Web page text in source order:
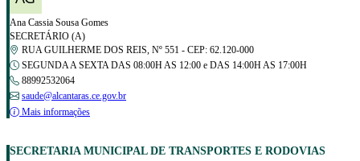
Ana Cassia Sousa Gomes
SECRETÁRIO (A)
RUA GUILHERME DOS REIS, Nº 551 - CEP: 62.120-000
SEGUNDA A SEXTA DAS 08:00H AS 12:00 e DAS 14:00H AS 17:00H
88992532064
saude@alcantaras.ce.gov.br
Mais informações
SECRETARIA MUNICIPAL DE TRANSPORTES E RODOVIAS